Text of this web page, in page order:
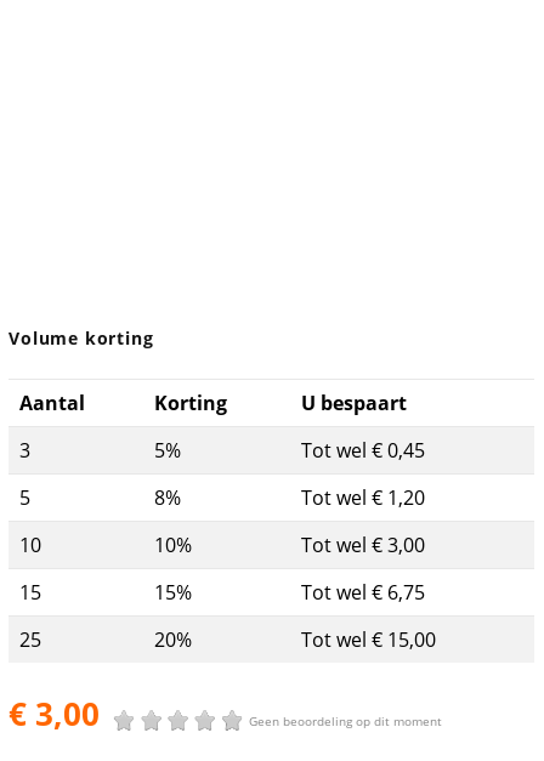
Volume korting
Aantal Korting
U bespaart
3
5%
Tot wel € 0,45
5
8%
Tot wel € 1,20
10
10%
Tot wel € 3,00
15
15%
Tot wel € 6,75
25
20% Tot wel € 15,00
€ 3,00 Geen beoordeling op dit moment